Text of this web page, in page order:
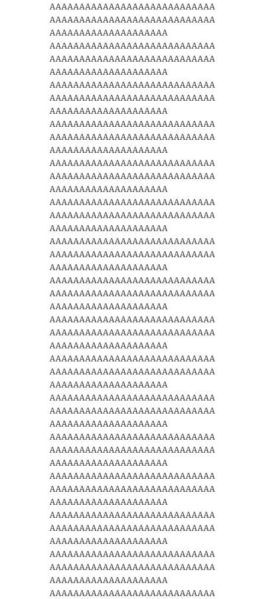
AAAAAAAAAAAAAAAAAAAAAAAAAAAA
AAAAAAAAAAAAAAAAAAAAAAAAAAAA
AAAAAAAAAAAAAAAAAAAA
AAAAAAAAAAAAAAAAAAAAAAAAAAAA
AAAAAAAAAAAAAAAAAAAAAAAAAAAA
AAAAAAAAAAAAAAAAAAAA
AAAAAAAAAAAAAAAAAAAAAAAAAAAA
AAAAAAAAAAAAAAAAAAAAAAAAAAAA
AAAAAAAAAAAAAAAAAAAA
AAAAAAAAAAAAAAAAAAAAAAAAAAAA
AAAAAAAAAAAAAAAAAAAAAAAAAAAA
AAAAAAAAAAAAAAAAAAAA
AAAAAAAAAAAAAAAAAAAAAAAAAAAA
AAAAAAAAAAAAAAAAAAAAAAAAAAAA
AAAAAAAAAAAAAAAAAAAA
AAAAAAAAAAAAAAAAAAAAAAAAAAAA
AAAAAAAAAAAAAAAAAAAAAAAAAAAA
AAAAAAAAAAAAAAAAAAAA
AAAAAAAAAAAAAAAAAAAAAAAAAAAA
AAAAAAAAAAAAAAAAAAAAAAAAAAAA
AAAAAAAAAAAAAAAAAAAA
AAAAAAAAAAAAAAAAAAAAAAAAAAAA
AAAAAAAAAAAAAAAAAAAAAAAAAAAA
AAAAAAAAAAAAAAAAAAAA
AAAAAAAAAAAAAAAAAAAAAAAAAAAA
AAAAAAAAAAAAAAAAAAAAAAAAAAAA
AAAAAAAAAAAAAAAAAAAA
AAAAAAAAAAAAAAAAAAAAAAAAAAAA
AAAAAAAAAAAAAAAAAAAAAAAAAAAA
AAAAAAAAAAAAAAAAAAAA
AAAAAAAAAAAAAAAAAAAAAAAAAAAA
AAAAAAAAAAAAAAAAAAAAAAAAAAAA
AAAAAAAAAAAAAAAAAAAA
AAAAAAAAAAAAAAAAAAAAAAAAAAAA
AAAAAAAAAAAAAAAAAAAAAAAAAAAA
AAAAAAAAAAAAAAAAAAAA
AAAAAAAAAAAAAAAAAAAAAAAAAAAA
AAAAAAAAAAAAAAAAAAAAAAAAAAAA
AAAAAAAAAAAAAAAAAAAA
AAAAAAAAAAAAAAAAAAAAAAAAAAAA
AAAAAAAAAAAAAAAAAAAAAAAAAAAA
AAAAAAAAAAAAAAAAAAAA
AAAAAAAAAAAAAAAAAAAAAAAAAAAA
AAAAAAAAAAAAAAAAAAAAAAAAAAAA
AAAAAAAAAAAAAAAAAAAA
AAAAAAAAAAAAAAAAAAAAAAAAAAAA